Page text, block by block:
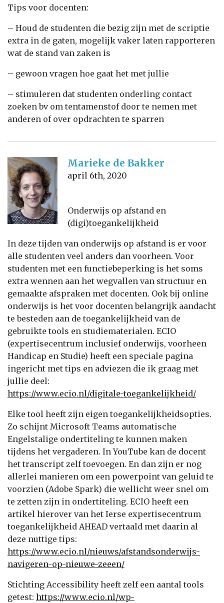
Tips voor docenten:
– Houd de studenten die bezig zijn met de scriptie
extra in de gaten, mogelijk vaker laten rapporteren
wat de stand van zaken is
– gewoon vragen hoe gaat het met jullie
– stimuleren dat studenten onderling contact
zoeken bv om tentamenstof door te nemen met
anderen of over opdrachten te sparren
Marieke de Bakker
april 6th, 2020
Onderwijs op afstand en
(digi)toegankelijkheid
In deze tijden van onderwijs op afstand is er voor
alle studenten veel anders dan voorheen. Voor
studenten met een functiebeperking is het soms
extra wennen aan het wegvallen van structuur en
gemaakte afspraken met docenten. Ook bij online
onderwijs is het voor docenten belangrijk aandacht
te besteden aan de toegankelijkheid van de
gebruikte tools en studiematerialen. ECIO
(expertisecentrum inclusief onderwijs, voorheen
Handicap en Studie) heeft een speciale pagina
ingericht met tips en adviezen die ik graag met
jullie deel:
https://www.ecio.nl/digitale-toegankelijkheid/
Elke tool heeft zijn eigen toegankelijkheidsopties.
Zo schijnt Microsoft Teams automatische
Engelstalige ondertiteling te kunnen maken
tijdens het vergaderen. In YouTube kan de docent
het transcript zelf toevoegen. En dan zijn er nog
allerlei manieren om een powerpoint van geluid te
voorzien (Adobe Spark) die wellicht weer snel om
te zetten zijn in ondertiteling. ECIO heeft een
artikel hierover van het Ierse expertisecentrum
toegankelijkheid AHEAD vertaald met daarin al
deze nuttige tips:
https://www.ecio.nl/nieuws/afstandsonderwijs-
navigeren-op-nieuwe-zeeen/
Stichting Accessibility heeft zelf een aantal tools
getest: https://www.ecio.nl/wp-